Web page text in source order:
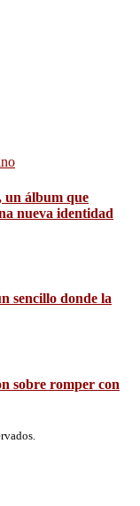
un álbum que
nueva identidad
sencillo donde la
sobre romper con